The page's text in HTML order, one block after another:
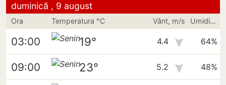
duminică , 9 august
Ora Temperatura °C Vânt, m/s Umiditate
03:00 19° 4.4 64%
09:00 23° 5.2 48%